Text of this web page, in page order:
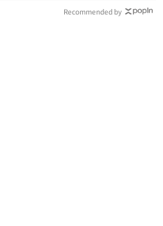
Recommended by